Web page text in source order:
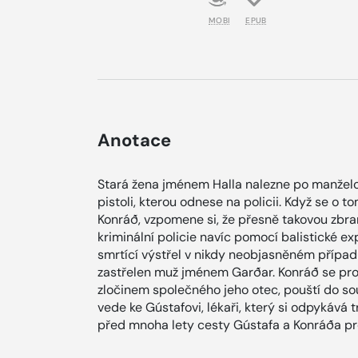
MOBI EPUB
Anotace
Stará žena jménem Halla nalezne po
pistoli, kterou odnese na policii. Když se o
Konráð, vzpomene si, že přesně takovou
kriminální policie navíc pomocí balistické
smrtící výstřel v nikdy neobjasněném
zastřelen muž jménem Garðar. Konráð se
zločinem společného jeho otec, pouští do
vede ke Gústafovi, lékaři, který si odpykává
před mnoha lety cesty Gústafa a Konráða